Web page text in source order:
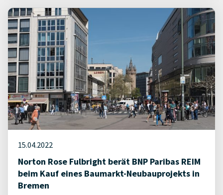
15.04.2022
Norton Rose Fulbright berät BNP Paribas REIM
beim Kauf eines Baumarkt-Neubauprojekts in
Bremen